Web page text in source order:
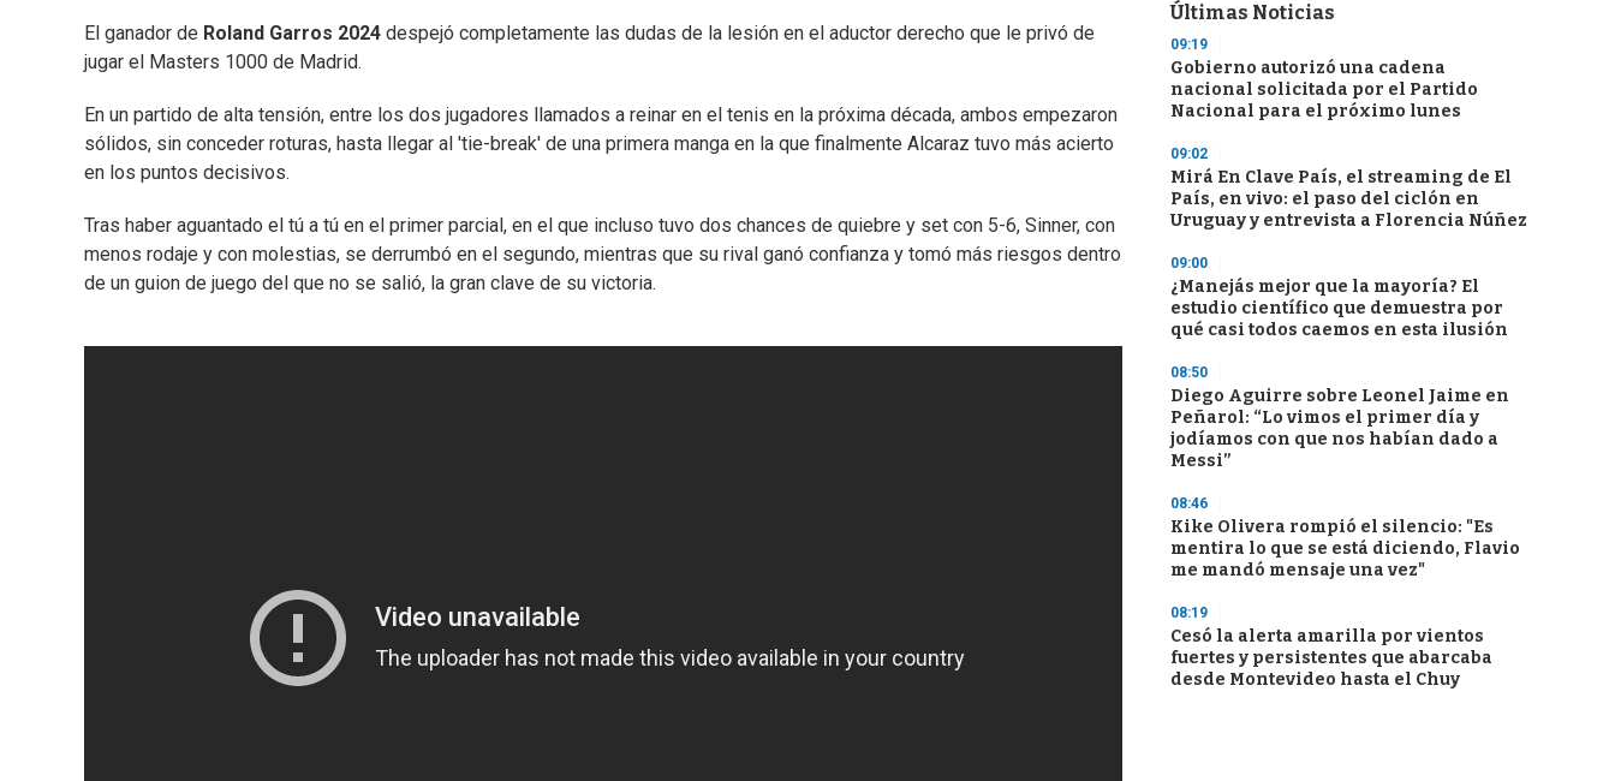
El ganador de Roland Garros 2024 despejó completamente las dudas de la lesión en el aductor derecho que le privó de
jugar el Masters 1000 de Madrid.
En un partido de alta tensión, entre los dos jugadores llamados a reinar en el tenis en la próxima década, ambos empezaron
sólidos, sin conceder roturas, hasta llegar al 'tie-break' de una primera manga en la que finalmente Alcaraz tuvo más acierto
en los puntos decisivos.
Tras haber aguantado el tú a tú en el primer parcial, en el que incluso tuvo dos chances de quiebre y set con 5-6, Sinner, con
menos rodaje y con molestias, se derrumbó en el segundo, mientras que su rival ganó confianza y tomó más riesgos dentro
de un guion de juego del que no se salió, la gran clave de su victoria.
Últimas Noticias
09:19
Gobierno autorizó una cadena
nacional solicitada por el Partido
Nacional para el próximo lunes
09:02
Mirá En Clave País, el streaming de El
País, en vivo: el paso del ciclón en
Uruguay y entrevista a Florencia Núñez
09:00
¿Manejás mejor que la mayoría? El
estudio científico que demuestra por
qué casi todos caemos en esta ilusión
08:50
Diego Aguirre sobre Leonel Jaime en
Peñarol: “Lo vimos el primer día y
jodíamos con que nos habían dado a
Messi”
08:46
Kike Olivera rompió el silencio: "Es
mentira lo que se está diciendo, Flavio
me mandó mensaje una vez"
08:19
Cesó la alerta amarilla por vientos
fuertes y persistentes que abarcaba
desde Montevideo hasta el Chuy